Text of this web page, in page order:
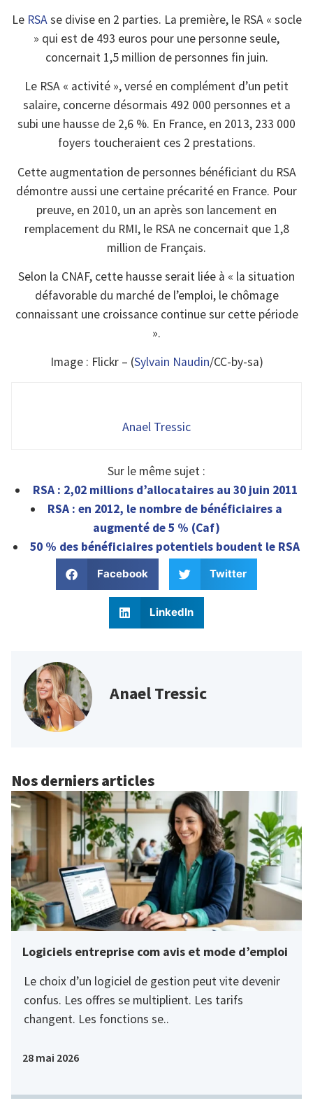
Le RSAse divise en 2 parties. La première, le RSA « socle
» qui est de 493 euros pour une personne seule,
concernait 1,5 million de personnes fin juin.
Le RSA « activité », versé en complément d’un petit
salaire, concerne désormais 492 000 personnes et a
subi une hausse de 2,6 %. En France, en 2013, 233 000
foyers toucheraient ces 2 prestations.
Cette augmentation de personnes bénéficiant du RSA
démontre aussi une certaine précarité en France. Pour
preuve, en 2010, un an après son lancement en
remplacement du RMI, le RSA ne concernait que 1,8
million de Français.
Selon la CNAF, cette hausse serait liée à « la situation
défavorable du marché de l’emploi, le chômage
connaissant une croissance continue sur cette période
».
Image : Flickr – (Sylvain Naudin/CC-by-sa)
Anael Tressic
Sur le même sujet :
RSA : 2,02 millions d’allocataires au 30 juin 2011
RSA : en 2012, le nombre de bénéficiaires a
augmenté de 5 % (Caf)
50 % des bénéficiaires potentiels boudent le RSA
Facebook Twitter
LinkedIn
Anael Tressic
Nos derniers articles
Logiciels entreprise com avis et mode d’emploi
Le choix d’un logiciel de gestion peut vite devenir
confus. Les offres se multiplient. Les tarifs
changent. Les fonctions se..
28 mai 2026